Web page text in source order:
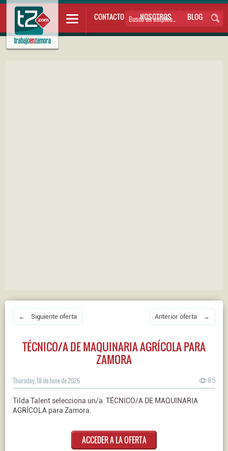
CONTACTO NOSOTROS BLOG
← Siguiente oferta Anterior oferta →
TÉCNICO/A DE MAQUINARIA AGRÍCOLA PARA
ZAMORA
Thursday, 18 de June de 2026 85
Tilda Talent selecciona un/a TÉCNICO/A DE MAQUINARIA
AGRÍCOLA para Zamora.
ACCEDER A LA OFERTA